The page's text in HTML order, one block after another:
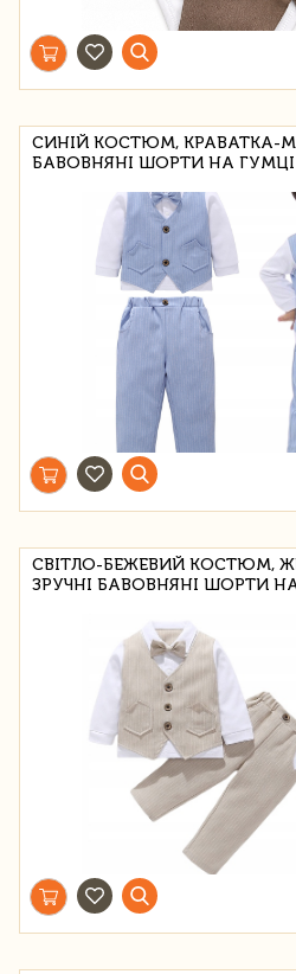
СИНІЙ КОСТЮМ, КРАВАТКА-
БАВОВНЯНІ ШОРТИ НА ГУМЦІ
СВІТЛО-БЕЖЕВИЙ КОСТЮМ,
ЗРУЧНІ БАВОВНЯНІ ШОРТИ